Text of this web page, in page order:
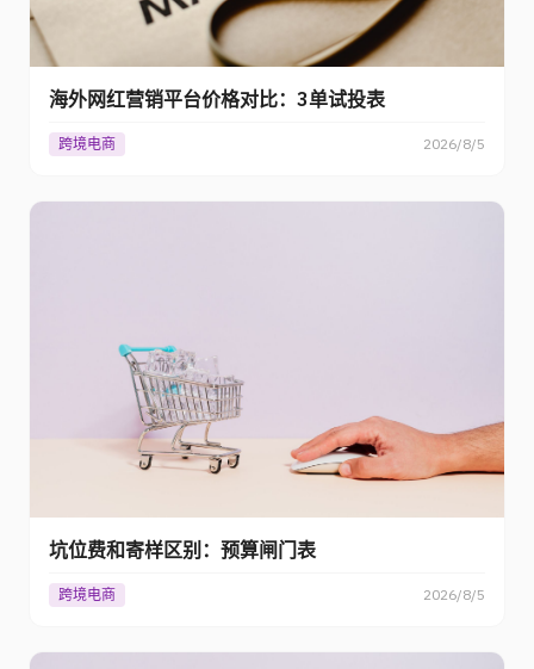
海外网红营销平台价格对比：3单试投表
跨境电商 2026/8/5
坑位费和寄样区别：预算闸门表
跨境电商 2026/8/5